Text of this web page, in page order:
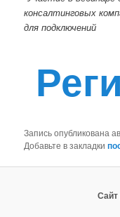
консалтинговых
для подключений
Запись опубликована
Добавьте в закладки
Сайт